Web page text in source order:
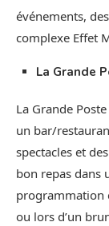
événements,
complexe Effet
La Grande
La Grande
un bar/
spectacles et
bon repas dans
programmation
ou lors d’un